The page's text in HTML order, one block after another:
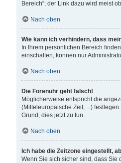
Bereich“; der Link dazu wird meist
Nach oben
Wie kann ich verhindern, dass
In Ihrem persönlichen Bereich
einschalten, können nur
Nach oben
Die Forenuhr geht falsch!
Möglicherweise entspricht die
(Mitteleuropäische Zeit, ...)
Grund, dies jetzt zu tun.
Nach oben
Ich habe die Zeitzone eingestellt,
Wenn Sie sich sicher sind, dass Sie